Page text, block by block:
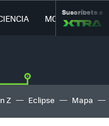
MOVILIDAD
Suscríbete a
Z Eclipse Mapa